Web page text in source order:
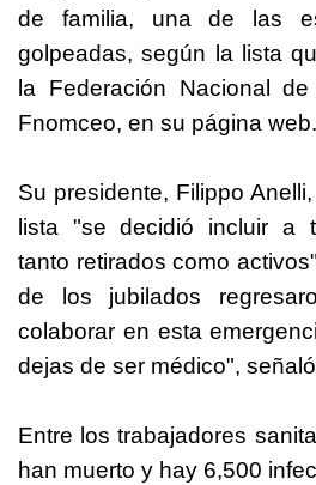
de familia, una de las
golpeadas, según la lista
la Federación Nacional
Fnomceo, en su página web.
Su presidente, Filippo
lista "se decidió incluir a
tanto retirados como
de los jubilados
colaborar en esta
dejas de ser médico",
Entre los trabajadores
han muerto y hay 6,500